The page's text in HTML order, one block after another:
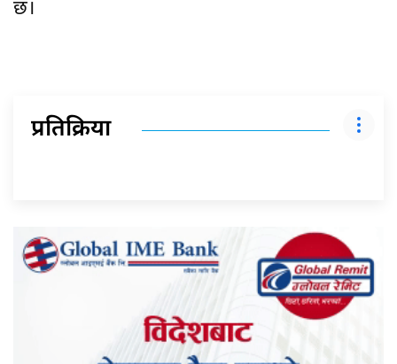
छ।
प्रतिक्रिया